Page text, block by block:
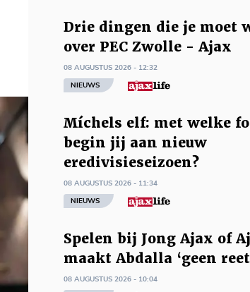
Drie dingen die je moet
over PEC Zwolle - Ajax
08 AUGUSTUS 2026 - 12:32
NIEUWS
Míchels elf: met welke
begin jij aan nieuw
eredivisieseizoen?
08 AUGUSTUS 2026 - 11:34
NIEUWS
Spelen bij Jong Ajax of
maakt Abdalla ‘geen
08 AUGUSTUS 2026 - 10:04